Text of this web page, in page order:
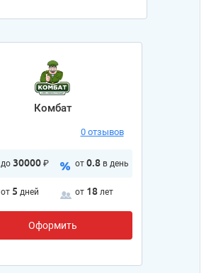
Комбат
0 отзывов
до 30000 ₽ от 0.8 в день
от 5 дней от 18 лет
Оформить